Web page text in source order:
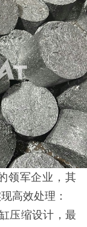
领军企业，其
高效处理：
压缩设计，最